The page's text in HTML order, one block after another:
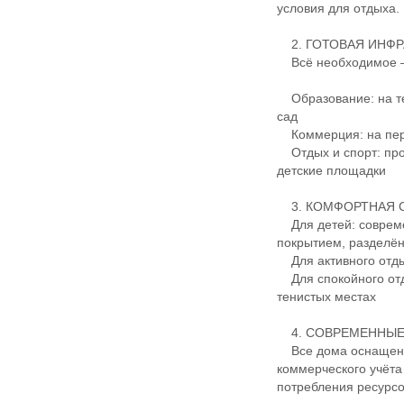
условия для отдыха.
2. ГОТОВАЯ
Всё необходимое
Образование: на
сад
Коммерция: на
Отдых и спорт:
детские площадки
3. КОМФОРТНАЯ
Для детей:
покрытием,
Для активного
Для спокойного
тенистых местах
4.
Все дома
коммерческого
потребления